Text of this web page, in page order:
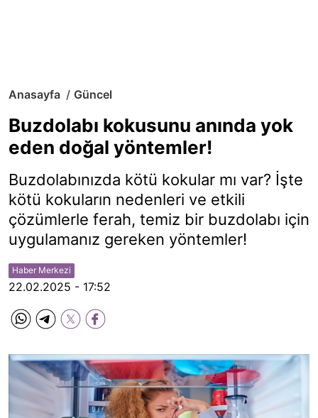
Anasayfa Güncel
Buzdolabı kokusunu anında yok
eden doğal yöntemler!
Buzdolabınızda kötü kokular mı var? İşte
kötü kokuların nedenleri ve etkili
çözümlerle ferah, temiz bir buzdolabı için
uygulamanız gereken yöntemler!
Haber Merkezi
22.02.2025 - 17:52